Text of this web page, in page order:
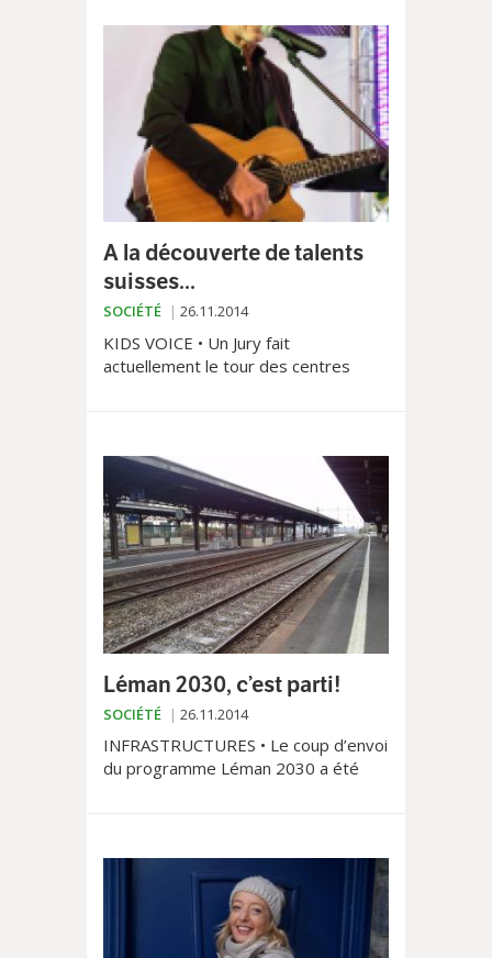
A la découverte de talents
suisses...
SOCIÉTÉ 26.11.2014
KIDS VOICE • Un Jury fait
actuellement le tour des centres
professionnel. Rencontre avec
Michael Jones, l’un des jurés!
Léman 2030, c’est parti!
SOCIÉTÉ 26.11.2014
INFRASTRUCTURES • Le coup d’envoi
du programme Léman 2030 a été